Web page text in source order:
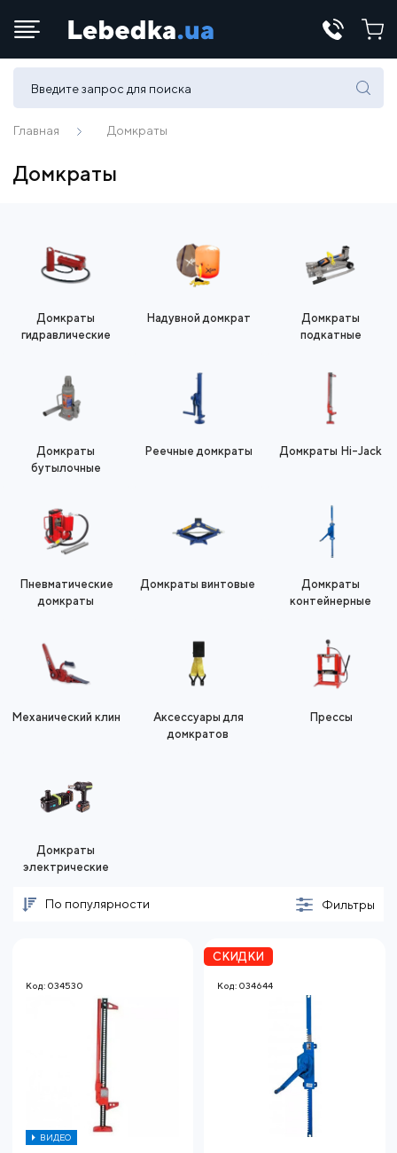
Телефоны:
(067) 430 82-15
Главная Домкраты
Домкраты
Домкраты
гидравлические
Надувной домкрат
Домкраты
подкатные
Домкраты
бутылочные
Реечные домкраты Домкраты Hi-Jack
Пневматические
домкраты
Домкраты винтовые
Домкраты
контейнерные
Механический клин
Аксессуары для
домкратов
Прессы
Домкраты
электрические
По популярности Фильтры
Код: 034530
ВИДЕО
СКИДКИ
Код: 034644